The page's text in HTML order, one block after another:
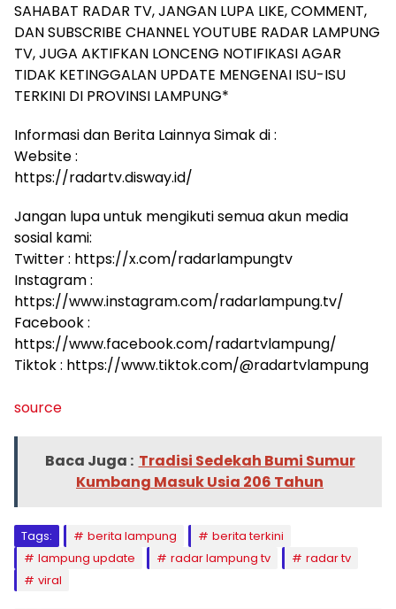
SAHABAT RADAR TV, JANGAN LUPA LIKE, COMMENT,
DAN SUBSCRIBE CHANNEL YOUTUBE RADAR LAMPUNG
TV, JUGA AKTIFKAN LONCENG NOTIFIKASI AGAR
TIDAK KETINGGALAN UPDATE MENGENAI ISU-ISU
TERKINI DI PROVINSI LAMPUNG*
Informasi dan Berita Lainnya Simak di :
Website :
https://radartv.disway.id/
Jangan lupa untuk mengikuti semua akun media
sosial kami:
Twitter : https://x.com/radarlampungtv
Instagram :
https://www.instagram.com/radarlampung.tv/
Facebook :
https://www.facebook.com/radartvlampung/
Tiktok : https://www.tiktok.com/@radartvlampung
source
Baca Juga : Tradisi Sedekah Bumi Sumur
Kumbang Masuk Usia 206 Tahun
Tags: berita lampung
berita terkini
lampung update
radar lampung tv
radar tv
viral